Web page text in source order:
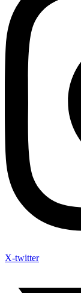
X-twitter